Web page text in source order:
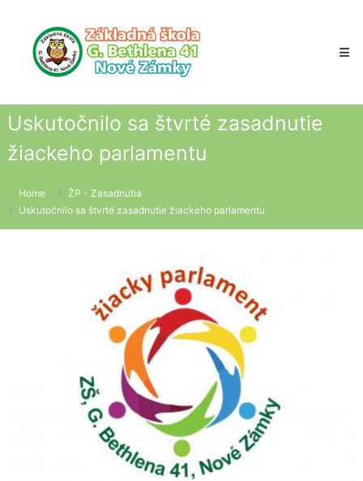
content
Uskutočnilo sa štvrté zasadnutie
žiackeho parlamentu
Home
ŽP - Zasadnutia
Uskutočnilo sa štvrté zasadnutie žiackeho parlamentu